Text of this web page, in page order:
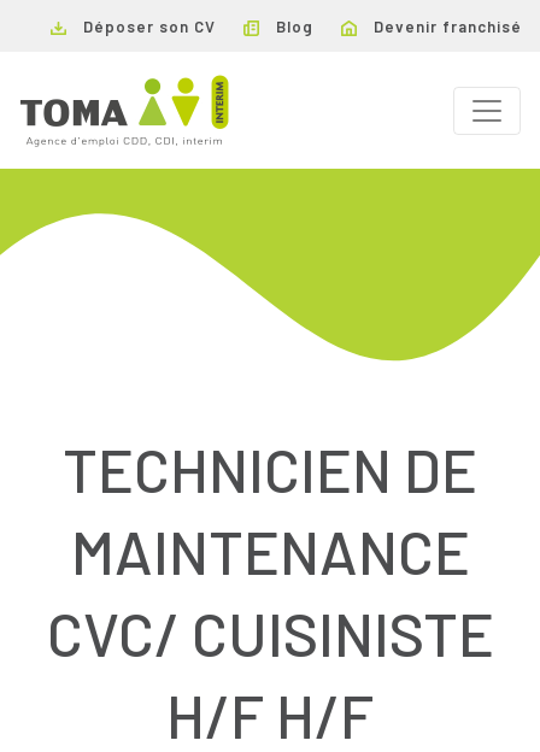
Déposer son CV Blog Devenir franchisé
TECHNICIEN DE
MAINTENANCE
CVC/ CUISINISTE
H/F H/F